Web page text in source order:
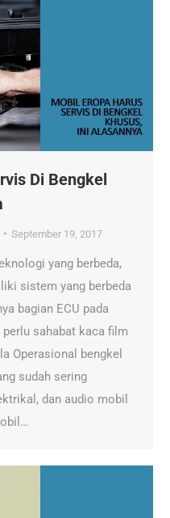
Di Bengkel
September 19, 2017
yang berbeda,
sistem yang berbeda
bagian ECU pada
sahabat kaca film
Operasional bengkel
sudah sering
dan audio mobil